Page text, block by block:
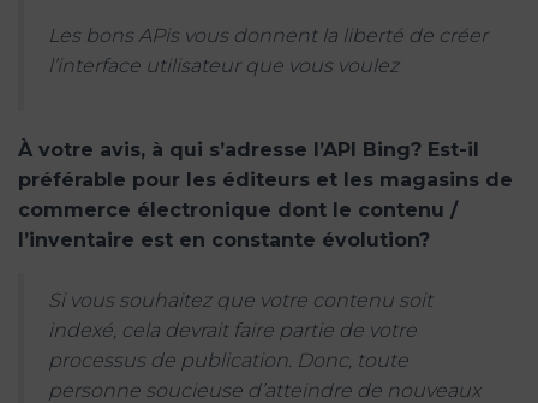
Les bons APis vous donnent la liberté de créer
l’interface utilisateur que vous voulez
À votre avis, à qui s’adresse l’API Bing? Est-il
préférable pour les éditeurs et les magasins de
commerce électronique dont le contenu /
l’inventaire est en constante évolution?
Si vous souhaitez que votre contenu soit
indexé, cela devrait faire partie de votre
processus de publication. Donc, toute
personne soucieuse d’atteindre de nouveaux